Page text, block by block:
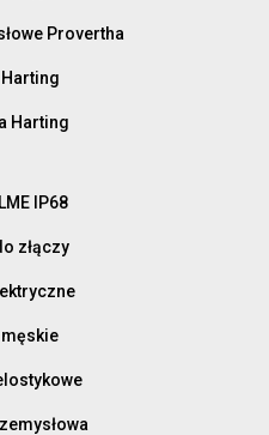
Provertha
Harting
Harting
IP68
złączy
męskie